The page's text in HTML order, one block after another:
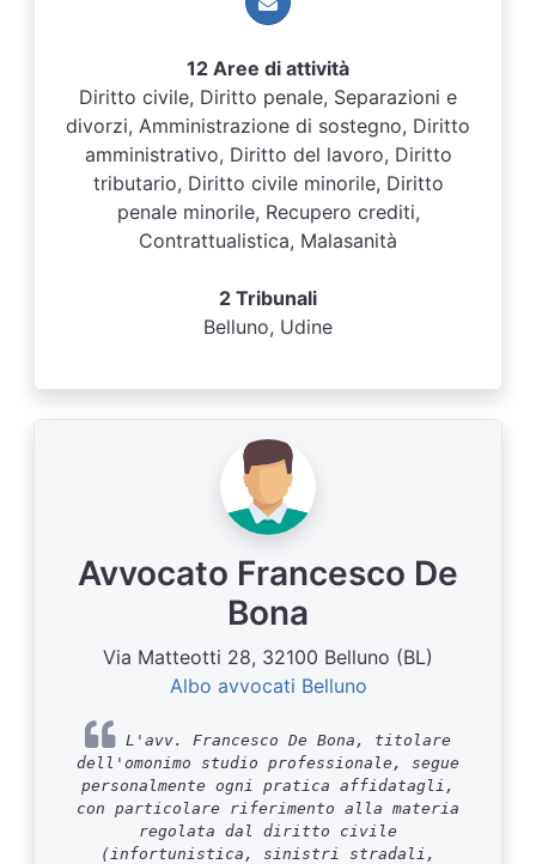
12 Aree di attività
Diritto civile, Diritto penale, Separazioni e
divorzi, Amministrazione di sostegno, Diritto
amministrativo, Diritto del lavoro, Diritto
tributario, Diritto civile minorile, Diritto
penale minorile, Recupero crediti,
Contrattualistica, Malasanità
2 Tribunali
Belluno, Udine
Avvocato Francesco De
Bona
Via Matteotti 28, 32100 Belluno (BL)
Albo avvocati Belluno
L'avv. Francesco De Bona, titolare
dell'omonimo studio professionale, segue
personalmente ogni pratica affidatagli,
con particolare riferimento alla materia
regolata dal diritto civile
(infortunistica, sinistri stradali,